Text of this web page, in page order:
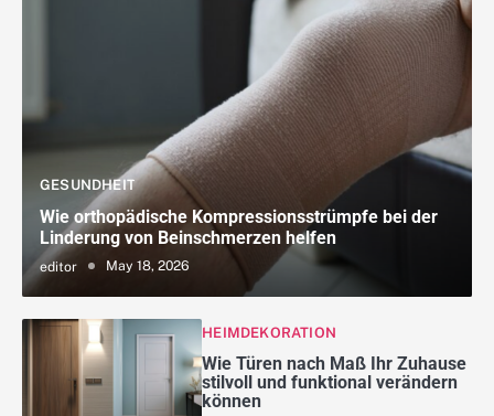
GESUNDHEIT
Wie orthopädische Kompressionsstrümpfe bei der
Linderung von Beinschmerzen helfen
editor May 18, 2026
HEIMDEKORATION
Wie Türen nach Maß Ihr Zuhause
stilvoll und funktional verändern
können